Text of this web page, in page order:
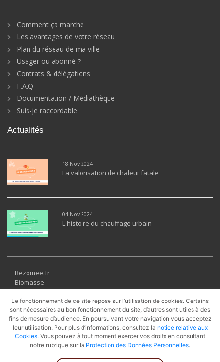
Comment ça marche
Les avantages de votre réseau
Plan du réseau de ma ville
Usager ou abonné ?
Contrats & délégations
F.A.Q
Documentation / Médiathèque
Suis-je raccordable
Actualités
18 Nov 2024
La valorisation de chaleur fatale
04 Nov 2024
L'histoire du chauffage urbain
Rezomee.fr
Biomasse
Géothermie
Solaire thermique
Récupération
UVE
PAC
Cogénération
Gaz Naturel
Le fonctionnement de ce site repose sur l’utilisation de cookies. Certains
sont nécessaires au bon fonctionnement du site, d’autres sont utiles à des
fins de mesure d’audience. En poursuivant votre navigation vous acceptez
leur utilisation. Pour plus d’informations, consultez la notice relative aux
Cookies. Vous pouvez à tout moment exercer vos droits en consultant
notre rubrique sur la Protection des Données Personnelles.